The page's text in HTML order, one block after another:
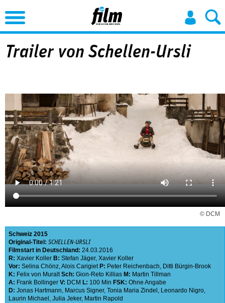
Jump to Navigation
Trailer von Schellen-Ursli
© DCM
Schweiz 2015
Original-Titel: SCHELLEN-URSLI
Filmstart in Deutschland: 24.03.2016
R: Xavier Koller B: Stefan Jäger, Xavier Koller
Vor: Selina Chönz,Alois Carigiet P: Peter Reichenbach, Ditti Bürgin-Brook
K: Felix von Muralt Sch: Gion-Reto Killias M: Martin Tillman
A: Frank Bollinger V: DCM L: 100 Min FSK: Ohne Angabe
D: Jonas Hartmann, Marcus Signer, Tonia Maria Zindel , Leonardo Nigro,
Laurin Michael , Julia Jeker, Martin Rapold